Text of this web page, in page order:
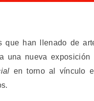
que han llenado de
una nueva
en torno al vínculo